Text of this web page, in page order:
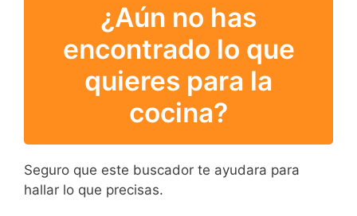
¿Aún no has
encontrado lo que
quieres para la
cocina?
Seguro que este buscador te ayudara para
hallar lo que precisas.